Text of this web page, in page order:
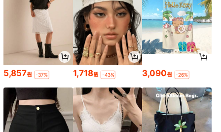
5,857원 -37% 1,718원 -43% 3,090원 -26%